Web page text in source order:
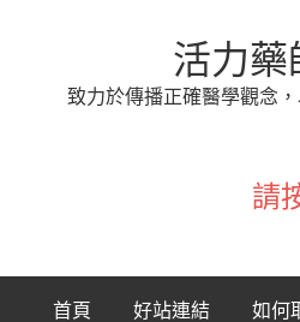
活力藥
致力於傳播正確醫學觀念
請
首頁 好站連結 如何